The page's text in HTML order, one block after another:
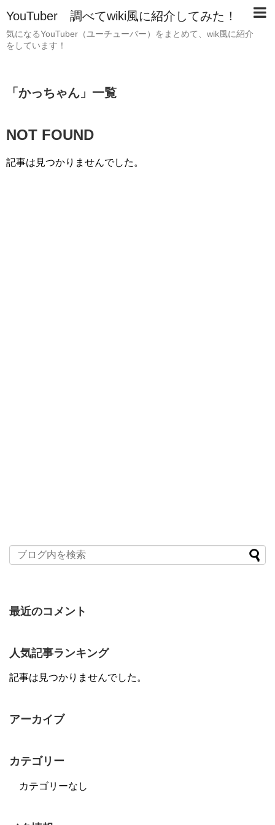
YouTuber 調べてwiki風に紹介してみた！
気になるYouTuber（ユーチューバー）をまとめて、wik風に紹介
をしています！
「 かっちゃん 」 一覧
NOT FOUND
記事は見つかりませんでした。
最近のコメント
人気記事ランキング
記事は見つかりませんでした。
アーカイブ
カテゴリー
カテゴリーなし